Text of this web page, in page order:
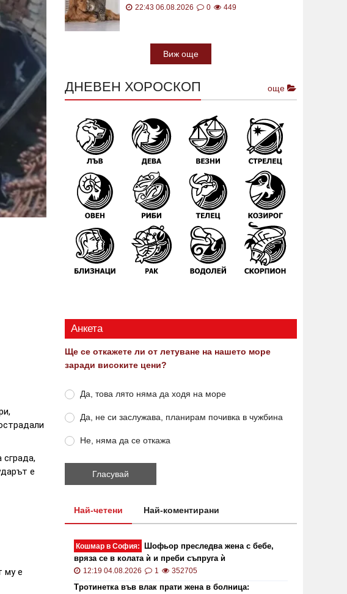
е
му е
отколкото изглежда
22:43 06.08.2026 0 449
Виж още
ДНЕВЕН ХОРОСКОП още
Анкета
Ще се откажете ли от летуване на нашето море
заради високите цени?
Да, това лято няма да ходя на море
Да, не си заслужава, планирам почивка в чужбина
Не, няма да се откажа
Най-четени Най-коментирани
Кошмар в София:
Шофьор преследва жена с бебе,
вряза се в колата ѝ и преби съпруга ѝ
12:19 04.08.2026 1 352705
Тротинетка във влак прати жена в болница: